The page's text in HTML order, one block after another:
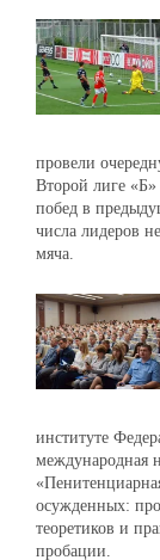
провели
Второй лиге
побед в
числа лидеров
мяча.
институте
международная
осужденных:
теоретиков и
пробации.